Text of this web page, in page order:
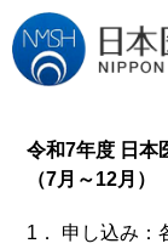
令和7年度 日本
（7月～12月）
1． 申し込み：